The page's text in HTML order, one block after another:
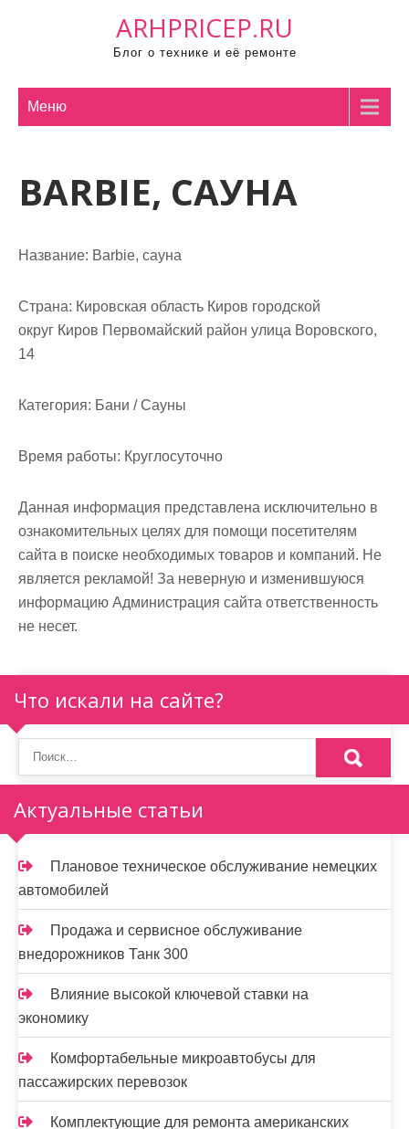
ARHPRICEP.RU
Блог о технике и её ремонте
Меню
BARBIE, САУНА
Название: Barbie, сауна
Страна: Кировская область Киров городской
округ Киров Первомайский район улица Воровского,
14
Категория: Бани / Сауны
Время работы: Круглосуточно
Данная информация представлена исключительно в
ознакомительных целях для помощи посетителям
сайта в поиске необходимых товаров и компаний. Не
является рекламой! За неверную и изменившуюся
информацию Администрация сайта ответственность
не несет.
Что искали на сайте?
Актуальные статьи
Плановое техническое обслуживание немецких
автомобилей
Продажа и сервисное обслуживание
внедорожников Танк 300
Влияние высокой ключевой ставки на
экономику
Комфортабельные микроавтобусы для
пассажирских перевозок
Комплектующие для ремонта американских